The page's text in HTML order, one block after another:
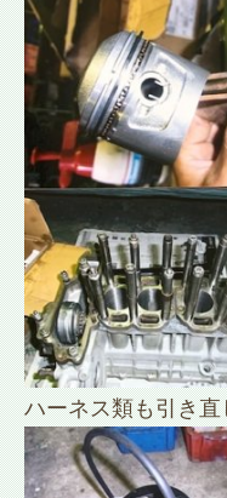
ハーネス類も引き直